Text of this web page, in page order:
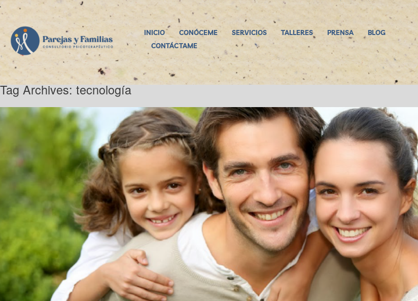
INICIO CONÓCEME SERVICIOS TALLERES PRENSA
BLOG
CONTÁCTAME
Tag Archives:tecnología